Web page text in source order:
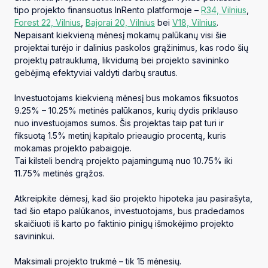
tipo projekto finansuotus InRento platformoje – R34, Vilnius
Forest 22, Vilnius Bajorai 20, Vilnius bei V18, Vilnius.
Nepaisant kiekvieną mėnesį mokamų palūkanų visi šie
projektai turėjo ir dalinius paskolos grąžinimus, kas rodo šių
projektų patrauklumą, likvidumą bei projekto savininko
gebėjimą efektyviai valdyti darbų srautus.
Investuotojams kiekvieną mėnesį bus mokamos fiksuotos
9.25% – 10.25% metinės palūkanos, kurių dydis priklauso
nuo investuojamos sumos. Šis projektas taip pat turi ir
fiksuotą 1.5% metinį kapitalo prieaugio procentą, kuris
mokamas projekto pabaigoje.
Tai kilsteli bendrą projekto pajamingumą nuo 10.75% iki
11.75% metinės grąžos.
Atkreipkite dėmesį, kad šio projekto hipoteka jau pasirašyta,
tad šio etapo palūkanos, investuotojams, bus pradedamos
skaičiuoti iš karto po faktinio pinigų išmokėjimo projekto
savininkui.
Maksimali projekto trukmė – tik 15 mėnesių.